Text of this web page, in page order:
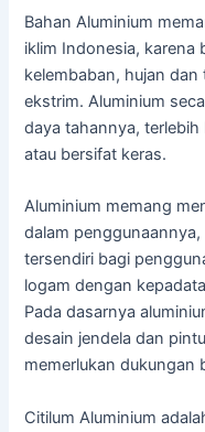
Bahan Aluminium
iklim Indonesia, karena
kelembaban, hujan
ekstrim. Aluminium
daya tahannya,
atau bersifat keras.
Aluminium memang
dalam
tersendiri bagi
logam dengan
Pada dasarnya
desain jendela dan
memerlukan dukungan
Citilum Aluminium